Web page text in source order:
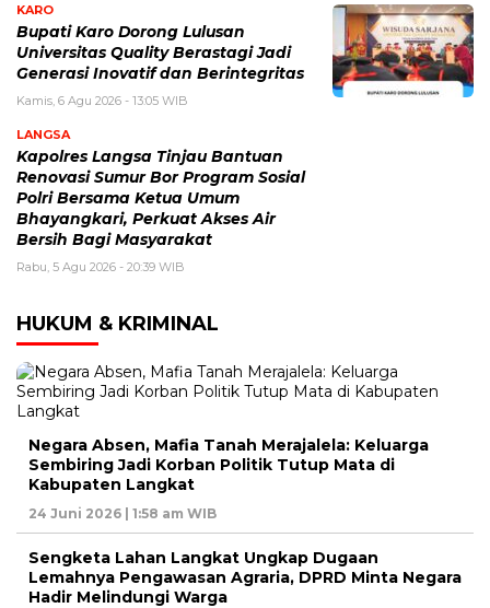
KARO
Bupati Karo Dorong Lulusan
Universitas Quality Berastagi Jadi
Generasi Inovatif dan Berintegritas
Kamis, 6 Agu 2026 - 13:05 WIB
LANGSA
Kapolres Langsa Tinjau Bantuan
Renovasi Sumur Bor Program Sosial
Polri Bersama Ketua Umum
Bhayangkari, Perkuat Akses Air
Bersih Bagi Masyarakat
Rabu, 5 Agu 2026 - 20:39 WIB
HUKUM & KRIMINAL
Negara Absen, Mafia Tanah Merajalela: Keluarga
Sembiring Jadi Korban Politik Tutup Mata di
Kabupaten Langkat
24 Juni 2026 | 1:58 am WIB
Sengketa Lahan Langkat Ungkap Dugaan
Lemahnya Pengawasan Agraria, DPRD Minta Negara
Hadir Melindungi Warga